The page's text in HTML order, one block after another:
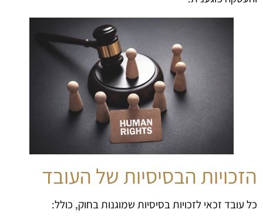
הזכויות הבסיסיות של העובד
כל עובד זכאי לזכויות בסיסיות שמוגנות בחוק, כולל: